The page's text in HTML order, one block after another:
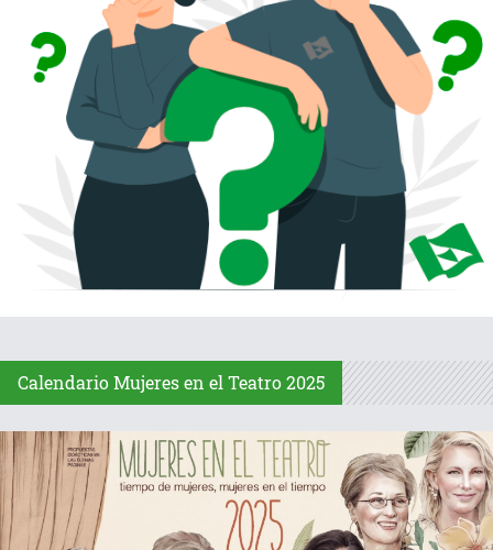
Calendario Mujeres en el Teatro 2025